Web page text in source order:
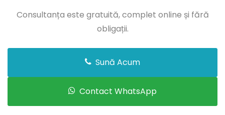
Consultanța este gratuită, complet online și fără
obligații.
Sună Acum
Contact WhatsApp